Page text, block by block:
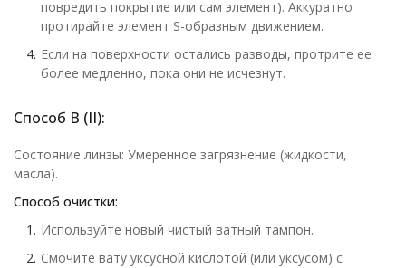
повредить покрытие или сам элемент). Аккуратно
протирайте элемент S-образным движением.
Если на поверхности остались разводы, протрите ее
более медленно, пока они не исчезнут.
Способ В (II):
Состояние линзы: Умеренное загрязнение (жидкости,
масла).
Способ очистки:
Используйте новый чистый ватный тампон.
Смочите вату уксусной кислотой (или уксусом) с